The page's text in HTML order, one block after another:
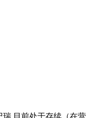
,目前处于存续（在营